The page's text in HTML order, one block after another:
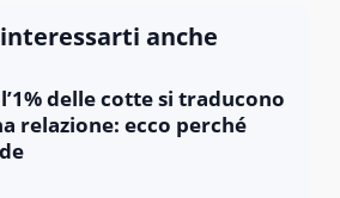
anche
delle cotte si traducono
relazione: ecco perché